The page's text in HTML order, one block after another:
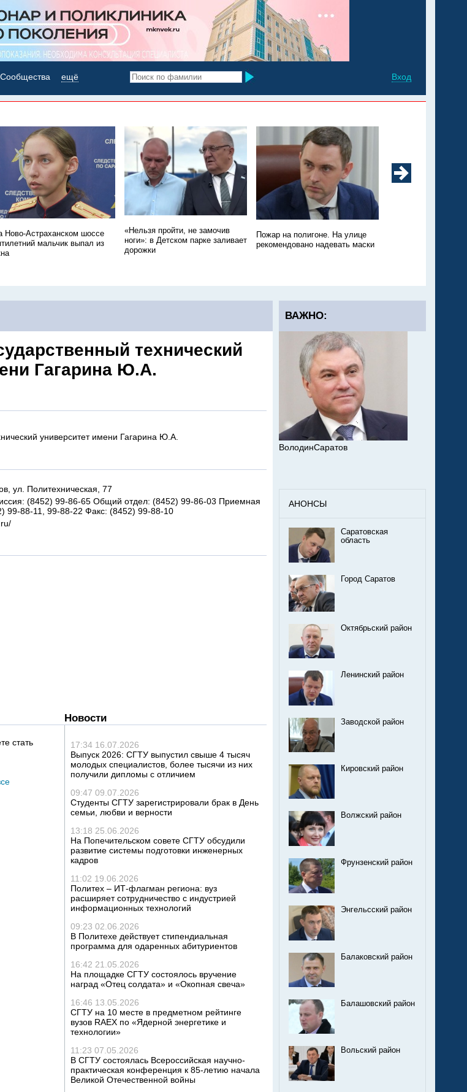
Вход
Сообщества ещё
Ново-Астраханском шоссе
мальчик выпал из
«Нельзя пройти, не замочив
ноги»: в Детском парке заливает
дорожки
Пожар на полигоне. На улице
рекомендовано надевать маски
технический
Гагарина Ю.А.
университет имени Гагарина Ю.А.
ул. Политехническая, 77
(8452) 99-86-65 Общий отдел: (8452) 99-86-03 Приемная
99-88-11, 99-88-22 Факс: (8452) 99-88-10
Новости
17:34 16.07.2026
Выпуск 2026: СГТУ выпустил свыше 4 тысяч
молодых специалистов, более тысячи из них
получили дипломы с отличием
09:47 09.07.2026
Студенты СГТУ зарегистрировали брак в День
семьи, любви и верности
13:18 25.06.2026
На Попечительском совете СГТУ обсудили
развитие системы подготовки инженерных
кадров
11:02 19.06.2026
Политех – ИТ-флагман региона: вуз
расширяет сотрудничество с индустрией
информационных технологий
09:23 02.06.2026
В Политехе действует стипендиальная
программа для одаренных абитуриентов
16:42 21.05.2026
На площадке СГТУ состоялось вручение
наград «Отец солдата» и «Окопная свеча»
16:46 13.05.2026
СГТУ на 10 месте в предметном рейтинге
вузов RAEX по «Ядерной энергетике и
технологии»
11:23 07.05.2026
В СГТУ состоялась Всероссийская научно-
практическая конференция к 85-летию начала
Великой Отечественной войны
стать
ВАЖНО:
ВолодинСаратов
АНОНСЫ
Саратовская
область
Город Саратов
Октябрьский район
Ленинский район
Заводской район
Кировский район
Волжский район
Фрунзенский район
Энгельсский район
Балаковский район
Балашовский район
Вольский район